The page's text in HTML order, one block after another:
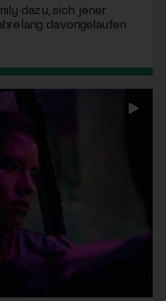
dazu, sich jener
davongelaufen